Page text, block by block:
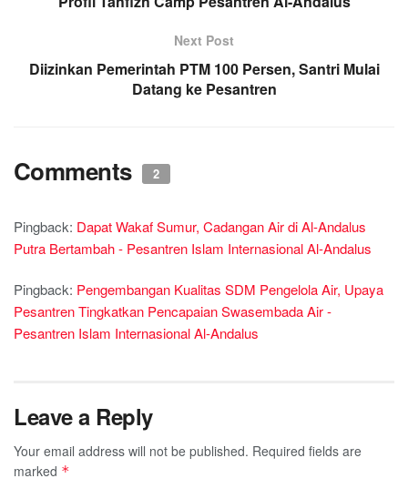
Next Post
Diizinkan Pemerintah PTM 100 Persen, Santri Mulai
Datang ke Pesantren
Comments 2
Pingback: Dapat Wakaf Sumur, Cadangan Air di Al-Andalus
Putra Bertambah - Pesantren Islam Internasional Al-Andalus
Pingback: Pengembangan Kualitas SDM Pengelola Air, Upaya
Pesantren Tingkatkan Pencapaian Swasembada Air -
Pesantren Islam Internasional Al-Andalus
Leave a Reply
Your email address will not be published. Required fields are
marked *